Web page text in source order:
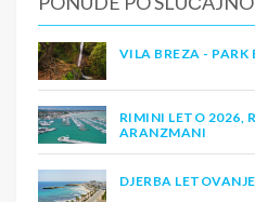
VILA BREZA - PARK
RIMINI LETO 2026,
ARANZMANI
DJERBA LETOVANJE